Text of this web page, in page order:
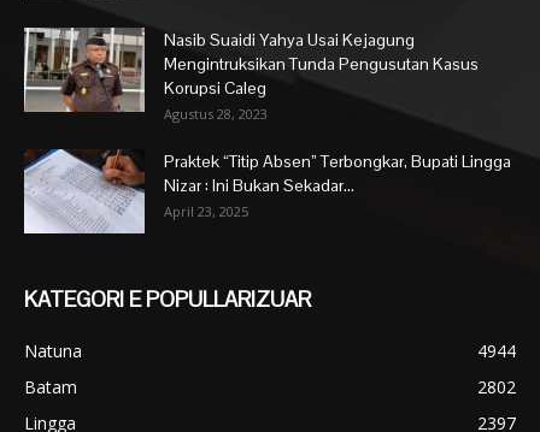
Nasib Suaidi Yahya Usai Kejagung
Mengintruksikan Tunda Pengusutan Kasus
Korupsi Caleg
Agustus 28, 2023
Praktek “Titip Absen” Terbongkar, Bupati Lingga
Nizar : Ini Bukan Sekadar...
April 23, 2025
KATEGORI E POPULLARIZUAR
Natuna
4944
Batam
2802
Lingga
2397